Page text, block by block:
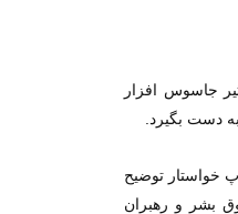
جاسوس افزار
اپ خواستار توضیح
بشر و رهبران